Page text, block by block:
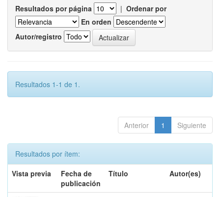
Resultados por página | Ordenar por
En orden
Autor/registro
Resultados 1-1 de 1.
Anterior 1 Siguiente
Resultados por ítem:
Vista previa
Fecha de
publicación
Título Autor(es)